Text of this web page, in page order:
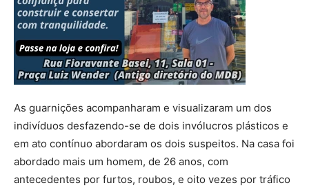
As guarnições acompanharam e visualizaram um dos
indivíduos desfazendo-se de dois invólucros plásticos e
em ato contínuo abordaram os dois suspeitos. Na casa foi
abordado mais um homem, de 26 anos, com
antecedentes por furtos, roubos, e oito vezes por tráfico